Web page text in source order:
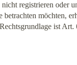
registrieren oder
möchten,
ist